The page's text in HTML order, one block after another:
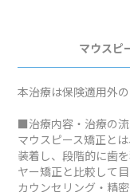
マウスピ
本治療は保険適用外の
■治療内容・治療の
マウスピース矯正と
装着し、段階的に歯
ヤー矯正と比較して
カウンセリング・精